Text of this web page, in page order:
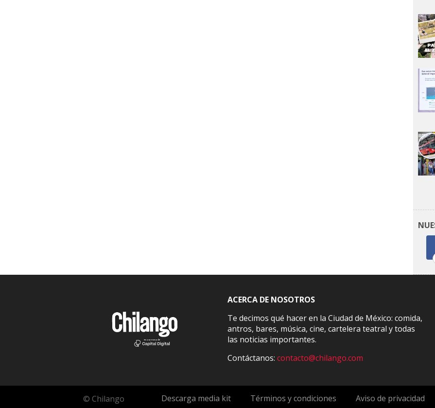
ACERCA DE NOSOTROS
Te decimos qué hacer en la Ciudad de México: comida,
antros, bares, música, cine, cartelera teatral y todas
las noticias importantes.
Contáctanos:contacto@chilango.com
© Chilango Descarga media kit Términos y condiciones Aviso de privacidad